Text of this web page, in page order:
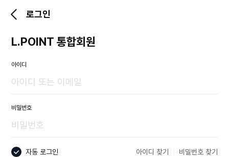
로그인
L.POINT 통합회원
아이디
비밀번호
자동 로그인 아이디 찾기 비밀번호 찾기